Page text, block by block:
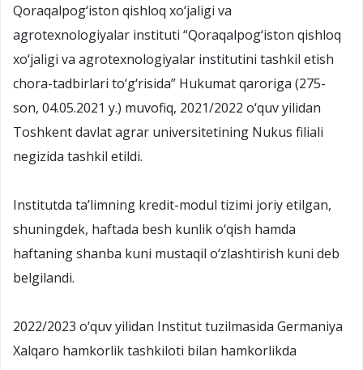
Qoraqalpog‘iston qishloq xo‘jaligi va
agrotexnologiyalar instituti “Qoraqalpog‘iston qishloq
xo‘jaligi va agrotexnologiyalar institutini tashkil etish
chora-tadbirlari to‘g‘risida” Hukumat qaroriga (275-
son, 04.05.2021 y.) muvofiq, 2021/2022 o‘quv yilidan
Toshkent davlat agrar universitetining Nukus filiali
negizida tashkil etildi.
Institutda taʼlimning kredit-modul tizimi joriy etilgan,
shuningdek, haftada besh kunlik o‘qish hamda
haftaning shanba kuni mustaqil o‘zlashtirish kuni deb
belgilandi.
2022/2023 o‘quv yilidan Institut tuzilmasida Germaniya
Xalqaro hamkorlik tashkiloti bilan hamkorlikda